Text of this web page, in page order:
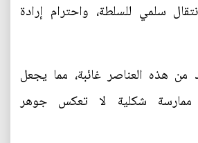
سلمي للسلطة، واحترام إرادة
من هذه العناصر غائبة، مما يجعل
ممارسة شكلية لا تعكس جوهر